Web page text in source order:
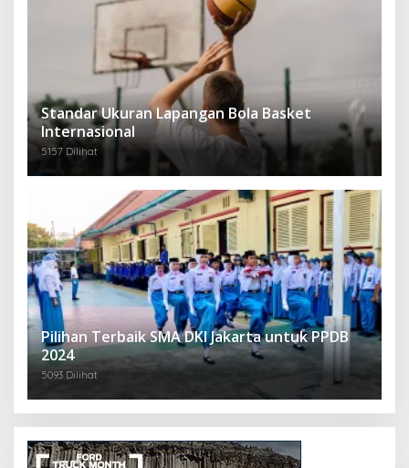
Standar Ukuran Lapangan Bola Basket
Internasional
5157 Dilihat
Pilihan Terbaik SMA DKI Jakarta untuk PPDB
2024
5093 Dilihat